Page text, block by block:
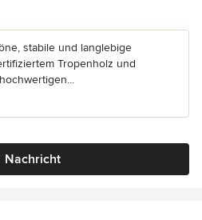
stabile und langlebige
Tropenholz und
Nachricht